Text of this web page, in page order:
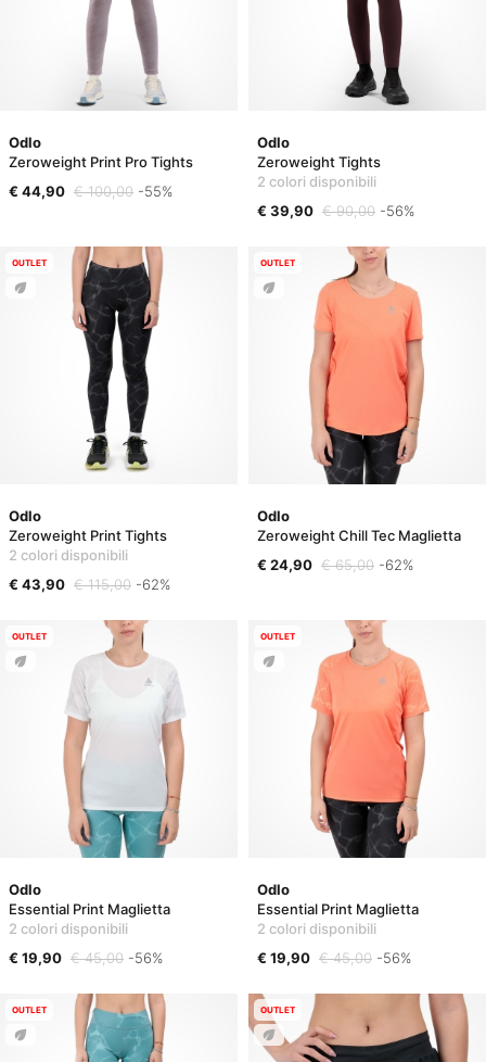
Odlo
Zeroweight Print Pro Tights
€ 44,90 € 100,00 -55%
Odlo
Zeroweight Tights
2 colori disponibili
€ 39,90 € 90,00 -56%
Odlo
Zeroweight Print Tights
2 colori disponibili
€ 43,90 € 115,00 -62%
OUTLET
Odlo
Zeroweight Chill Tec Maglietta
€ 24,90 € 65,00 -62%
OUTLET
Odlo
Essential Print Maglietta
2 colori disponibili
€ 19,90 € 45,00 -56%
OUTLET
Odlo
Essential Print Maglietta
2 colori disponibili
€ 19,90 € 45,00 -56%
OUTLET
OUTLET OUTLET